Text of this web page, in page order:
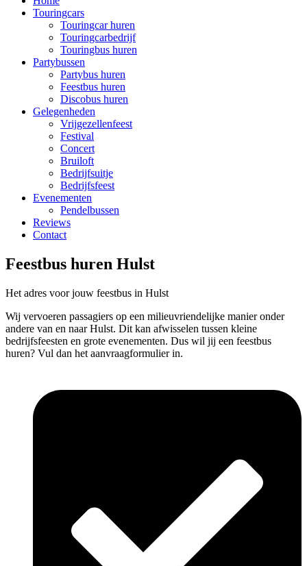
Touringcars
Touringcar huren
Touringcarbedrijf
Touringbus huren
Partybussen
Partybus huren
Feestbus huren
Discobus huren
Gelegenheden
Vrijgezellenfeest
Festival
Concert
Bruiloft
Bedrijfsuitje
Bedrijfsfeest
Evenementen
Pendelbussen
Reviews
Contact
Feestbus huren Hulst
Het adres voor jouw feestbus in Hulst
Wij vervoeren passagiers op een milieuvriendelijke manier onder
andere van en naar Hulst. Dit kan afwisselen tussen kleine
bedrijfsfeesten en grote evenementen. Dus wil jij een feestbus
huren? Vul dan het aanvraagformulier in.